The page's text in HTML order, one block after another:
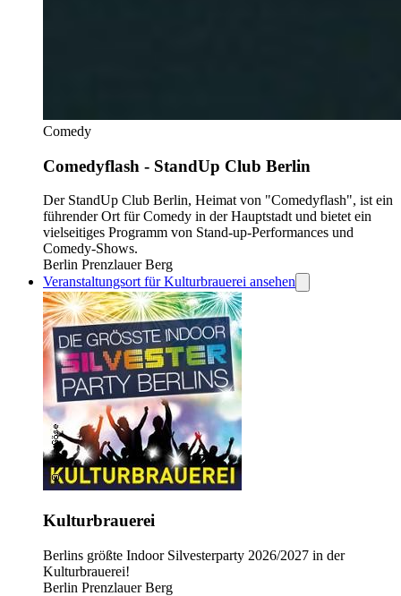
Comedy
Comedyflash - StandUp Club Berlin
Der StandUp Club Berlin, Heimat von "Comedyflash", ist ein
führender Ort für Comedy in der Hauptstadt und bietet ein
vielseitiges Programm von Stand-up-Performances und
Comedy-Shows.
Berlin Prenzlauer Berg
Veranstaltungsort für Kulturbrauerei ansehen
Kulturbrauerei
Berlins größte Indoor Silvesterparty 2026/2027 in der
Kulturbrauerei!
Berlin Prenzlauer Berg